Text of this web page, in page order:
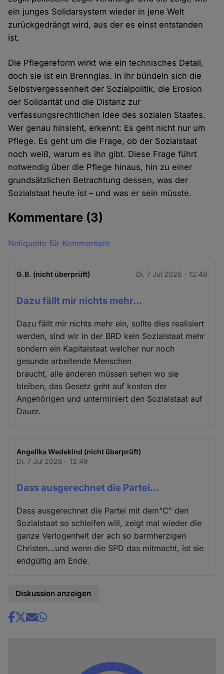
ein junges Solidarsystem wieder in jene Welt
zurückgedrängt wird, aus der es einst entstanden
ist.
Die Pflegereform wirkt wie ein technisches Detail,
doch sie ist ein Brennglas. In ihr bündeln sich die
Selbstvergessenheit der Sozialpolitik, die Erosion
der Solidarität und die Distanz zur
verfassungsrechtlichen Idee des sozialen Staates.
Wer genau hinsieht, erkennt: Es geht nicht nur um
Pflege. Es geht um die Frage, ob der Sozialstaat
noch weiß, warum es ihn gibt. Diese Frage führt
notwendig über die Pflege hinaus, hin zu einer
grundsätzlichen Betrachtung dessen, was der
Sozialstaat heute ist – und was er sein müsste.
Kommentare (3)
Netiquette für Kommentare
G.B. (nicht überprüft) Di. 7 Jul 2026 - 12:48
Dazu fällt mir nichts mehr…
Dazu fällt mir nichts mehr ein, sollte dies realisiert
werden, sind wir in der BRD kein Sozialstaat mehr
sondern ein Kapitalstaat welcher nur noch
gesunde arbeitende Menschen
braucht, alle anderen müssen sehen wo sie
bleiben, das Gesetz geht auf kosten der
Angehörigen und unterminiert den Sozialstaat auf
Dauer.
Angelika Wedekind (nicht überprüft)
Di. 7 Jul 2026 - 12:49
Dass ausgerechnet die Partei…
Dass ausgerechnet die Partei mit dem"C" den
Sozialstaat so schleifen will, zeigt mal wieder die
ganze Verlogenheit der ach so barmherzigen
Christen...und wenn die SPD das mitmacht, ist sie
endgültig am Ende.
Diskussion anzeigen
Share